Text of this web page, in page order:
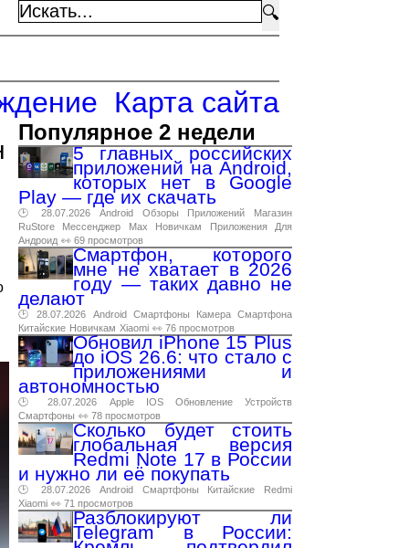
🔍
Карта сайта
Популярное 2 недели
5 главных российских
приложений на Android,
которых нет в Google
Play — где их скачать
🕑 28.07.2026 Android Обзоры Приложений
Магазин
RuStore
Мессенджер Max Новичкам Приложения
Для
Андроид 👀 69 просмотров
Смартфон, которого
мне не хватает в 2026
году — таких давно не
делают
🕑 28.07.2026 Android Смартфоны Камера Смартфона
Китайские Новичкам Xiaomi 👀 76 просмотров
Обновил iPhone 15 Plus
до iOS 26.6: что стало с
приложениями и
автономностью
🕑 28.07.2026 Apple IOS Обновление
Устройств
Смартфоны 👀 78 просмотров
Сколько будет стоить
глобальная версия
Redmi Note 17 в России
и нужно ли её покупать
🕑 28.07.2026 Android Смартфоны Китайские
Redmi
Xiaomi 👀 71 просмотров
Разблокируют ли
Telegram в России: